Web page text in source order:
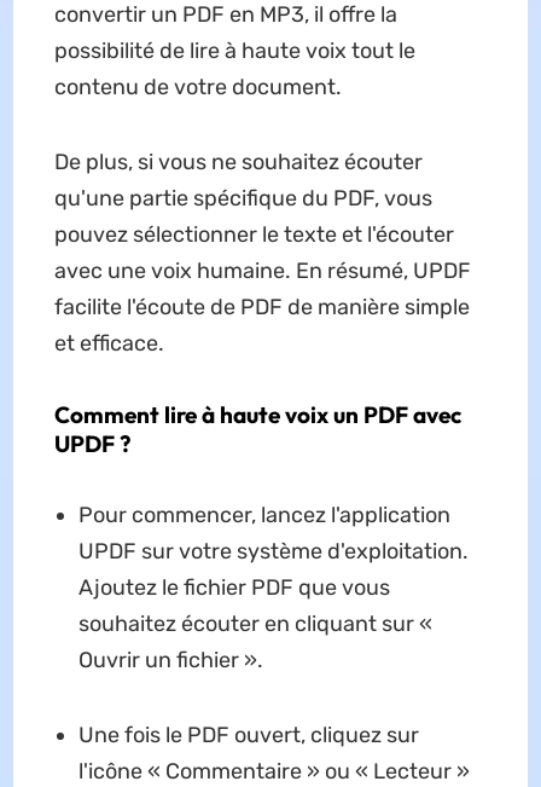
convertir un PDF en MP3, il offre la
possibilité de lire à haute voix tout le
contenu de votre document.
De plus, si vous ne souhaitez écouter
qu'une partie spécifique du PDF, vous
pouvez sélectionner le texte et l'écouter
avec une voix humaine. En résumé, UPDF
facilite l'écoute de PDF de manière simple
et efficace.
Comment lire à haute voix un PDF avec
UPDF ?
Pour commencer, lancez l'application
UPDF sur votre système d'exploitation.
Ajoutez le fichier PDF que vous
souhaitez écouter en cliquant sur «
Ouvrir un fichier ».
Une fois le PDF ouvert, cliquez sur
l'icône « Commentaire » ou « Lecteur »